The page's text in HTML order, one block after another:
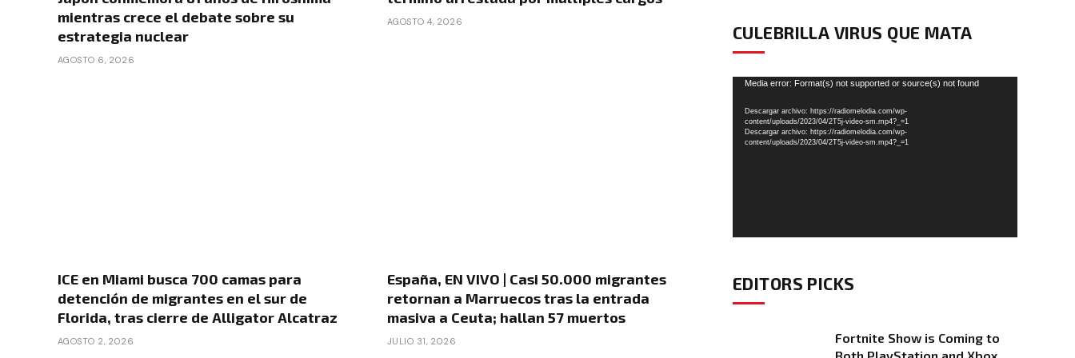
mientras crece el debate sobre su
estrategia nuclear
AGOSTO 6, 2026
AGOSTO 4, 2026
ICE en Miami busca 700 camas para
detención de migrantes en el sur de
Florida, tras cierre de Alligator Alcatraz
AGOSTO 2, 2026
España, EN VIVO | Casi 50.000 migrantes
retornan a Marruecos tras la entrada
masiva a Ceuta; hallan 57 muertos
JULIO 31, 2026
CULEBRILLA VIRUS QUE MATA
Reproductor
vídeo
Media error: Format(s) not supported or source(s) not found
Descargar archivo: https://radiomelodia.com/wp-
content/uploads/2023/04/2T5j-video-sm.mp4?_=1
Descargar archivo: https://radiomelodia.com/wp-
content/uploads/2023/04/2T5j-video-sm.mp4?_=1
EDITORS PICKS
Fortnite Show is Coming to
Both PlayStation and Xbox